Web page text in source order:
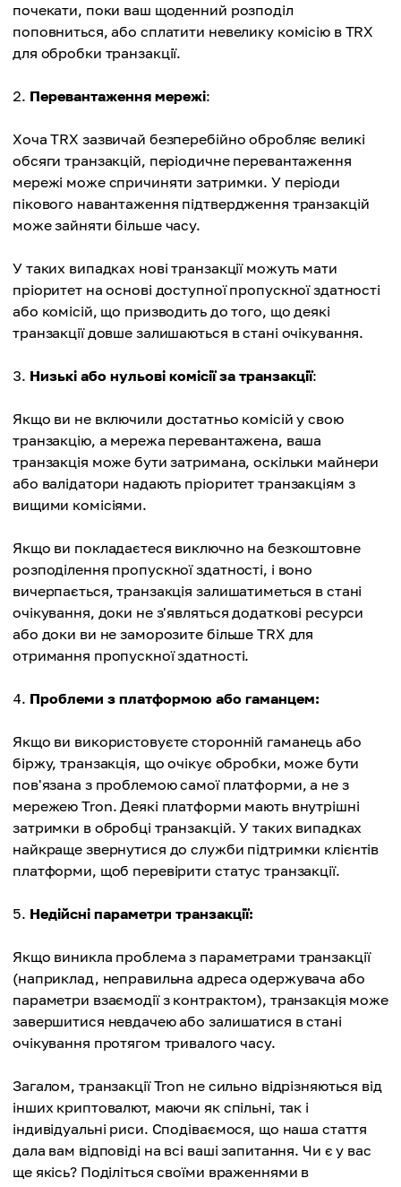
почекати, поки ваш щоденний розподіл
поповниться, або сплатити невелику комісію в TRX
для обробки транзакції.
Перевантаження мережі:
Хоча TRX зазвичай безперебійно обробляє великі
обсяги транзакцій, періодичне перевантаження
мережі може спричиняти затримки. У періоди
пікового навантаження підтвердження транзакцій
може зайняти більше часу.
У таких випадках нові транзакції можуть мати
пріоритет на основі доступної пропускної здатності
або комісій, що призводить до того, що деякі
транзакції довше залишаються в стані очікування.
Низькі або нульові комісії за транзакції:
Якщо ви не включили достатньо комісій у свою
транзакцію, а мережа перевантажена, ваша
транзакція може бути затримана, оскільки майнери
або валідатори надають пріоритет транзакціям з
вищими комісіями.
Якщо ви покладаєтеся виключно на безкоштовне
розподілення пропускної здатності, і воно
вичерпається, транзакція залишатиметься в стані
очікування, доки не з'являться додаткові ресурси
або доки ви не заморозите більше TRX для
отримання пропускної здатності.
Проблеми з платформою або гаманцем:
Якщо ви використовуєте сторонній гаманець або
біржу, транзакція, що очікує обробки, може бути
пов'язана з проблемою самої платформи, а не з
мережею Tron. Деякі платформи мають внутрішні
затримки в обробці транзакцій. У таких випадках
найкраще звернутися до служби підтримки клієнтів
платформи, щоб перевірити статус транзакції.
Недійсні параметри транзакції:
Якщо виникла проблема з параметрами транзакції
(наприклад, неправильна адреса одержувача або
параметри взаємодії з контрактом), транзакція може
завершитися невдачею або залишатися в стані
очікування протягом тривалого часу.
Загалом, транзакції Tron не сильно відрізняються від
інших криптовалют, маючи як спільні, так і
індивідуальні риси. Сподіваємося, що наша стаття
дала вам відповіді на всі ваші запитання. Чи є у вас
ще якісь? Поділіться своїми враженнями в